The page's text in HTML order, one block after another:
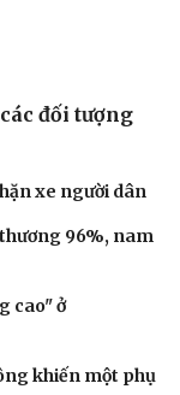
để hưởng án
nhật, điều chỉnh